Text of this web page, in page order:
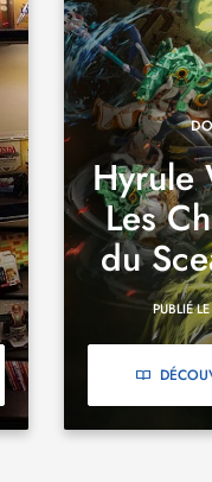
Hyrule
Les
du
PUBLIÉ